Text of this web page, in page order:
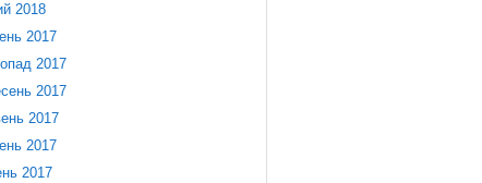
2018
2017
2017
2017
2017
2017
2017